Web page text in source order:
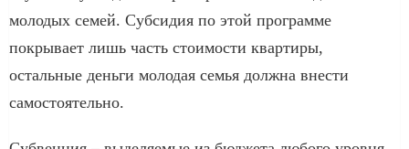
молодых семей. Субсидия по этой программе
покрывает лишь часть стоимости квартиры,
остальные деньги молодая семья должна внести
самостоятельно.